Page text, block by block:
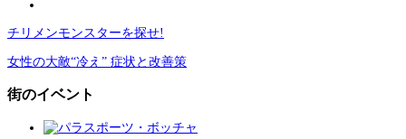
チリメンモンスターを探せ!
女性の大敵“冷え” 症状と改善策
街のイベント